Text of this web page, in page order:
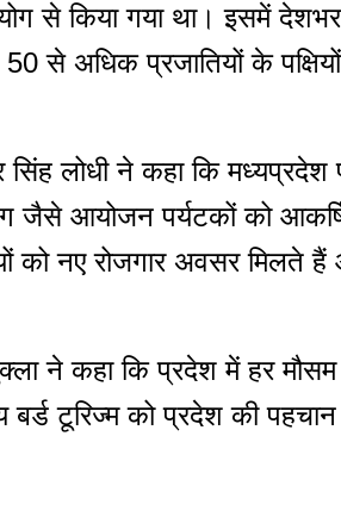
से किया गया था। इसमें
50 से अधिक प्रजातियों के
सिंह लोधी ने कहा कि मध्यप्रदेश
जैसे आयोजन पर्यटकों को
नए रोजगार अवसर मिलते हैं
ने कहा कि प्रदेश में हर मौसम
टूरिज्म को प्रदेश की पहचान